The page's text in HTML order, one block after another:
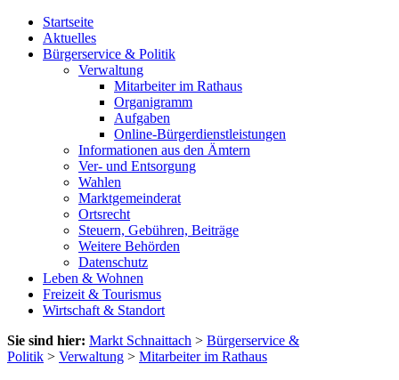
Startseite
Aktuelles
Bürgerservice & Politik
Verwaltung
Mitarbeiter im Rathaus
Organigramm
Aufgaben
Online-Bürgerdienstleistungen
Informationen aus den Ämtern
Ver- und Entsorgung
Wahlen
Marktgemeinderat
Ortsrecht
Steuern, Gebühren, Beiträge
Weitere Behörden
Datenschutz
Leben & Wohnen
Freizeit & Tourismus
Wirtschaft & Standort
Sie sind hier: Markt Schnaittach > Bürgerservice &
Politik > Verwaltung > Mitarbeiter im Rathaus